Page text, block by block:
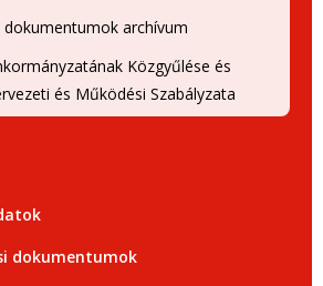
dokumentumok archívum
Közgyűlése és
és Működési Szabályzata
dokumentumok